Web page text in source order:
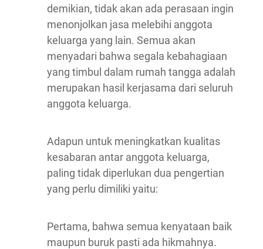
demikian, tidak akan ada perasaan ingin
menonjolkan jasa melebihi anggota
keluarga yang lain. Semua akan
menyadari bahwa segala kebahagiaan
yang timbul dalam rumah tangga adalah
merupakan hasil kerjasama dari seluruh
anggota keluarga.
Adapun untuk meningkatkan kualitas
kesabaran antar anggota keluarga,
paling tidak diperlukan dua pengertian
yang perlu dimiliki yaitu:
Pertama, bahwa semua kenyataan baik
maupun buruk pasti ada hikmahnya.